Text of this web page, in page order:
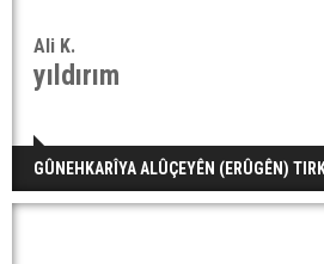
Ali K.
yıldırım
GÛNEHKARÎYA ALÛÇEYÊN (ERÛGÊN)